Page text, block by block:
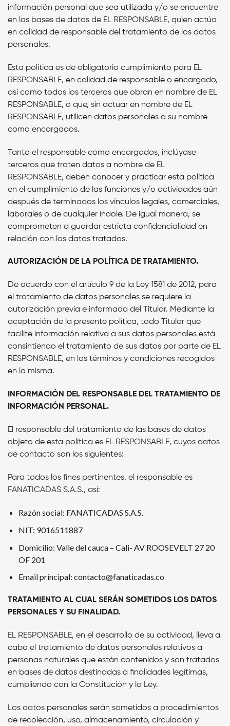
información personal que sea utilizada y/o se encuentre
en las bases de datos de EL RESPONSABLE, quien actúa
en calidad de responsable del tratamiento de los datos
personales.
Esta política es de obligatorio cumplimiento para EL
RESPONSABLE, en calidad de responsable o encargado,
así como todos los terceros que obran en nombre de EL
RESPONSABLE, o que, sin actuar en nombre de EL
RESPONSABLE, utilicen datos personales a su nombre
como encargados.
Tanto el responsable como encargados, inclúyase
terceros que traten datos a nombre de EL
RESPONSABLE, deben conocer y practicar esta política
en el cumplimiento de las funciones y/o actividades aún
después de terminados los vínculos legales, comerciales,
laborales o de cualquier índole. De igual manera, se
comprometen a guardar estricta confidencialidad en
relación con los datos tratados.
AUTORIZACIÓN DE LA POLÍTICA DE TRATAMIENTO.
De acuerdo con el artículo 9 de la Ley 1581 de 2012, para
el tratamiento de datos personales se requiere la
autorización previa e informada del Titular. Mediante la
aceptación de la presente política, todo Titular que
facilite información relativa a sus datos personales está
consintiendo el tratamiento de sus datos por parte de EL
RESPONSABLE, en los términos y condiciones recogidos
en la misma.
INFORMACIÓN DEL RESPONSABLE DEL TRATAMIENTO DE
INFORMACIÓN PERSONAL.
El responsable del tratamiento de las bases de datos
objeto de esta política es EL RESPONSABLE, cuyos datos
de contacto son los siguientes:
Para todos los fines pertinentes, el responsable es
FANATICADAS S.A.S., así:
Razón social: FANATICADAS S.A.S.
NIT: 9016511887
Domicilio: Valle del cauca – Cali- AV ROOSEVELT 27 20
OF 201
Email principal: contacto@fanaticadas.co
TRATAMIENTO AL CUAL SERÁN SOMETIDOS LOS DATOS
PERSONALES Y SU FINALIDAD.
EL RESPONSABLE, en el desarrollo de su actividad, lleva a
cabo el tratamiento de datos personales relativos a
personas naturales que están contenidos y son tratados
en bases de datos destinadas a finalidades legítimas,
cumpliendo con la Constitución y la Ley.
Los datos personales serán sometidos a procedimientos
de recolección, uso, almacenamiento, circulación y